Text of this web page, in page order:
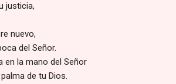
justicia,
nuevo,
del Señor.
en la mano del Señor
de tu Dios.